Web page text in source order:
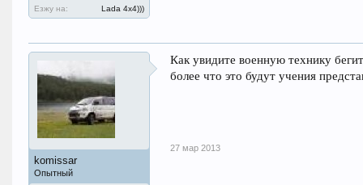
Езжу на:
Lada 4х4)))
komissar
Опытный
Как увидите военную технику
более что это будут учения
27 мар 2013